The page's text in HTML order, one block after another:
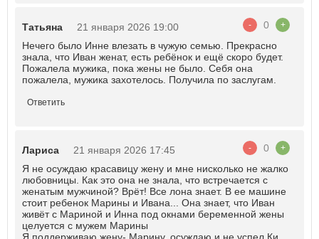
Татьяна 21 января 2026 19:00 - 0 +
Нечего было Инне влезать в чужую семью. Прекрасно
знала, что Иван женат, есть ребёнок и ещё скоро будет.
Пожалела мужика, пока жены не было. Себя она
пожалела, мужика захотелось. Получила по заслугам.
Ответить
Лариса 21 января 2026 17:45 - 0 +
Я не осуждаю красавицу жену и мне нисколько не жалко
любовницы. Как это она не знала, что встречается с
женатым мужчиной? Врёт! Все лона знает. В ее машине
стоит ребенок Марины и Ивана... Она знает, что Иван
живёт с Мариной и Инна под окнами беременной жены
целуется с мужем Марины